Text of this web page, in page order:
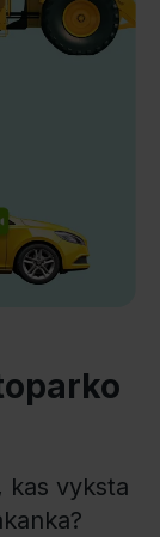
kas vyksta